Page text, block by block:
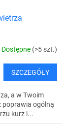
Dostępne (>5 szt.)
SZCZEGÓŁY
a w Twoim
poprawia ogólną
kurz i...